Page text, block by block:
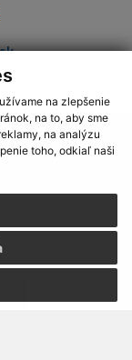
na zlepšenie
na to, aby sme
na analýzu
toho, odkiaľ naši
s využitím RSS
stránok,web portál
domény